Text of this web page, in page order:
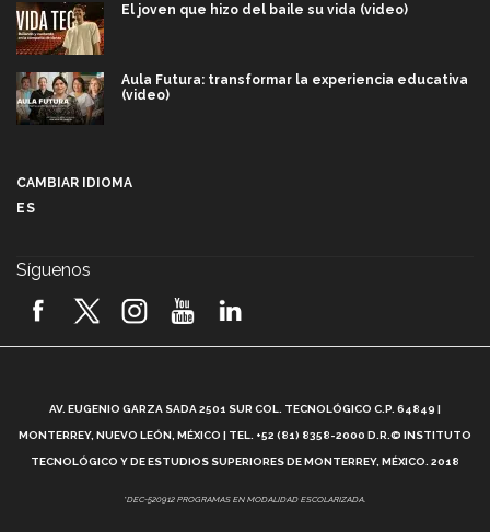
El joven que hizo del baile su vida (video)
Aula Futura: transformar la experiencia educativa
(video)
2026! (video)
¿Cómo es el Modelo Educativo Tec? (video)
Vida Tec: Feminismo e Inteligencia Artificial, Paola
CAMBIAR IDIOMA
ES
Síguenos
AV. EUGENIO GARZA SADA 2501 SUR COL. TECNOLÓGICO C.P. 64849 |
MONTERREY, NUEVO LEÓN, MÉXICO | TEL. +52 (81) 8358-2000 D.R.© INSTITUTO
TECNOLÓGICO Y DE ESTUDIOS SUPERIORES DE MONTERREY, MÉXICO. 2018
*DEC-520912 PROGRAMAS EN MODALIDAD ESCOLARIZADA.